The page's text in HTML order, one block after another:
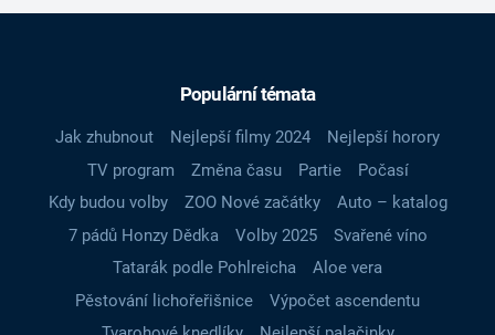
Populární témata
Jak zhubnout Nejlepší filmy 2024
Nejlepší horory
TV program
Změna času Partie
Počasí
Kdy budou volby
ZOO Nové začátky
Auto – katalog
7 pádů Honzy Dědka
Volby 2025
Svařené víno
Tatarák podle Pohlreicha
Aloe vera
Pěstování lichořeřišnice
Výpočet ascendentu